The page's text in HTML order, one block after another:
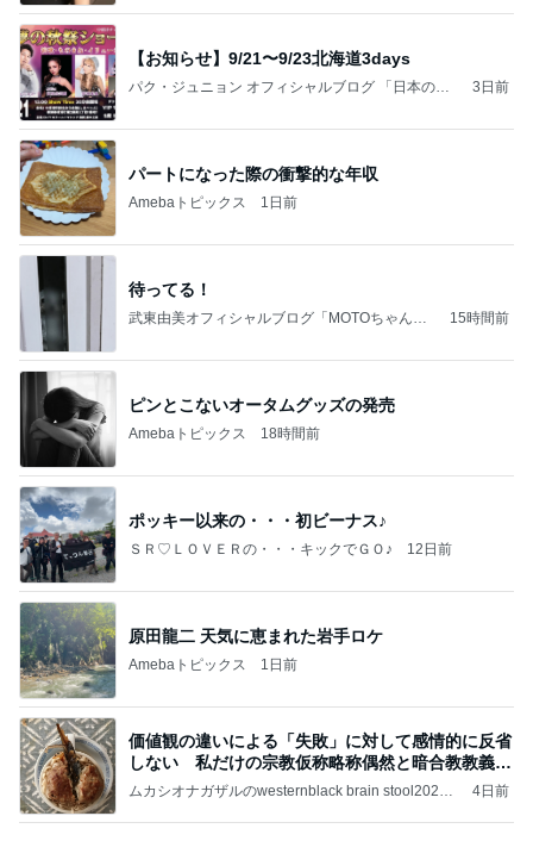
【お知らせ】9/21〜9/23北海道3days
パク・ジュニョン オフィシャルブログ 「日本の
3日前
パートになった際の衝撃的な年収
Amebaトピックス 1日前
待ってる！
武東由美オフィシャルブログ「MOTOちゃんと
15時間前
ピンとこないオータムグッズの発売
Amebaトピックス 18時間前
ポッキー以来の・・・初ビーナス♪
ＳＲ♡ＬＯＶＥＲの・・・キックでＧＯ♪ 12日前
原田龍二 天気に恵まれた岩手ロケ
Amebaトピックス 1日前
価値観の違いによる「失敗」に対して感情的に反省
しない 私だけの宗教仮称略称偶然と暗合教教義候
補
ムカシオナガザルのwesternblack brain stool2024
ガザル
4日前